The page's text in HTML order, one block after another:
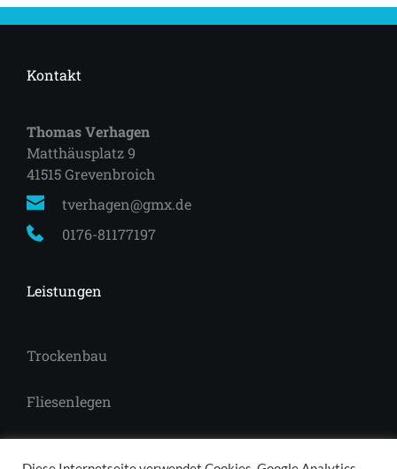
Kontakt
Thomas Verhagen
Matthäusplatz 9
41515 Grevenbroich
tverhagen@gmx.de
0176-81177197
Leistungen
Trockenbau
Fliesenlegen